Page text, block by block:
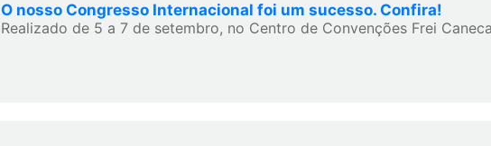
O nosso Congresso Internacional foi um sucesso. Confira!
Realizado de 5 a 7 de setembro, no Centro de Convenções Frei